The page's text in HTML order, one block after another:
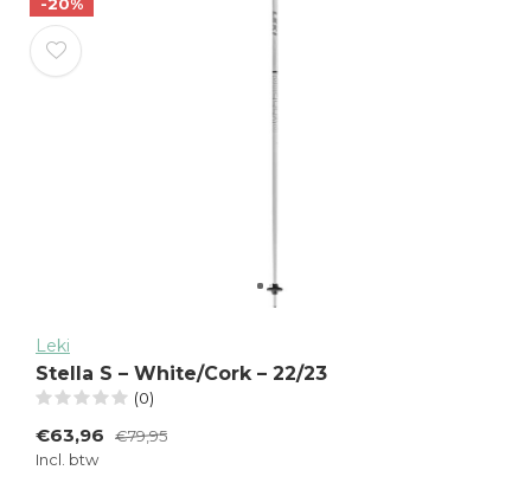
Leki
Stella S – White/Cork – 22/23
(0)
€63,96
€79,95
Incl. btw